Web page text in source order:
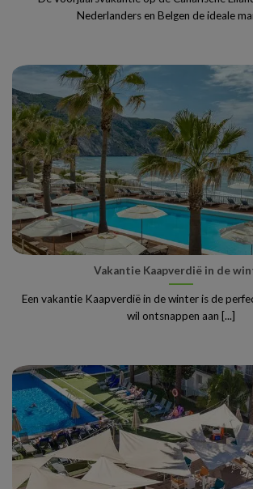
Nederlanders en Belgen de ideale
Vakantie Kaapverdië in de
Een vakantie Kaapverdië in de winter is de
wil ontsnappen aan [...]